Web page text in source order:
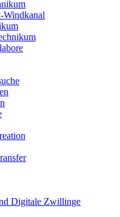
Windkanal
Digitale Zwillinge